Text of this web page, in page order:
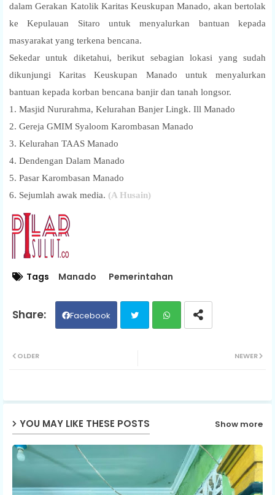
dalam Gerakan Katolik Karitas Keuskupan Manado, akan bertolak
ke Kepulauan Sitaro untuk menyalurkan bantuan kepada
masyarakat yang terkena bencana.
Sekedar untuk diketahui, berikut sebagian lokasi yang sudah
dikunjungi Karitas Keuskupan Manado untuk menyalurkan
bantuan kepada korban bencana banjir dan tanah longsor.
1. Masjid Nururahma, Kelurahan Banjer Lingk. Ill Manado
2. Gereja GMIM Syaloom Karombasan Manado
3. Kelurahan TAAS Manado
4. Dendengan Dalam Manado
5. Pasar Karombasan Manado
6. Sejumlah awak media. (A Husain)
Tags Manado Pemerintahan
Facebook
ap
NEWER
OLDER
YOU MAY LIKE THESE POSTS Show more